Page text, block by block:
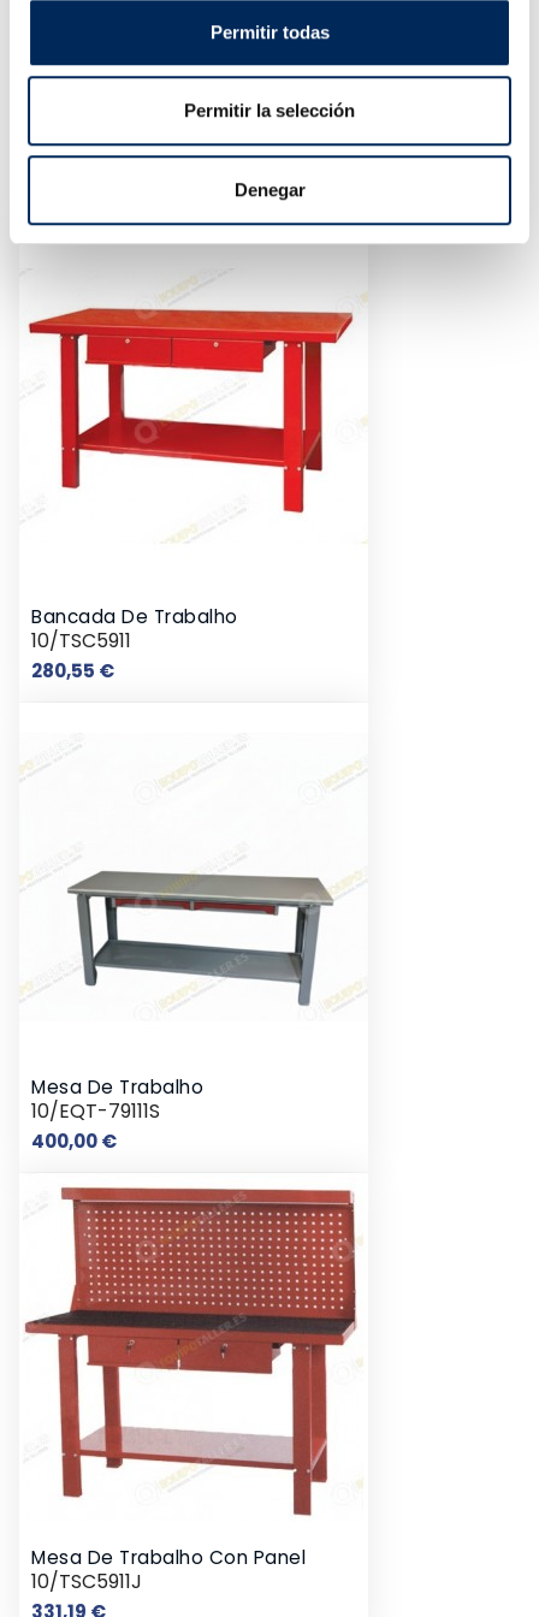
Permitir todas
Permitir la selección
Denegar
Capacidade máxima
500 Kg
Peso
112 Kg
PRODUTOS SIMILARES
Bancada De Trabalho
10/TSC5911
280,55 €Preço
Mesa De Trabalho
10/EQT-79111S
400,00 €Preço
Mesa De Trabalho Con Panel
10/TSC5911J
331,19 €Preço